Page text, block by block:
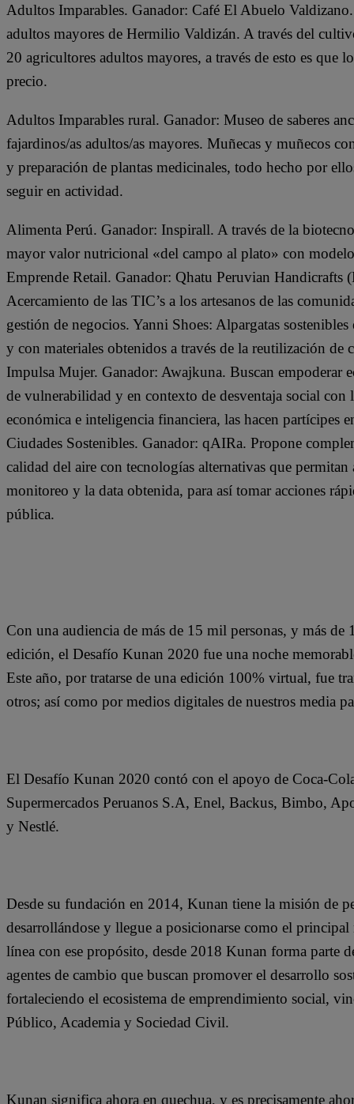
Adultos Imparables. Ganador: Café El Abuelo
adultos mayores de Hermilio Valdizán. A través del
20 agricultores adultos mayores, a través de esto es que
precio.
Adultos Imparables rural. Ganador: Museo de saberes
fajardinos/as adultos/as mayores. Muñecas y muñecos
y preparación de plantas medicinales, todo hecho por
seguir en actividad.
Alimenta Perú. Ganador: Inspirall. A través de la
mayor valor nutricional «del campo al plato» con
Emprende Retail. Ganador: Qhatu Peruvian Handicrafts
Acercamiento de las TIC’s a los artesanos de las
gestión de negocios. Yanni Shoes: Alpargatas
y con materiales obtenidos a través de la reutilización de
Impulsa Mujer. Ganador: Awajkuna. Buscan empoderar
de vulnerabilidad y en contexto de desventaja social
económica e inteligencia financiera, las hacen partícipes
Ciudades Sostenibles. Ganador: qAIRa. Propone
calidad del aire con tecnologías alternativas que
monitoreo y la data obtenida, para así tomar acciones
pública.
Con una audiencia de más de 15 mil personas, y más
edición, el Desafío Kunan 2020 fue una noche
Este año, por tratarse de una edición 100% virtual, fue
otros; así como por medios digitales de nuestros media
El Desafío Kunan 2020 contó con el apoyo de Coca-
Supermercados Peruanos S.A, Enel, Backus, Bimbo,
y Nestlé.
Desde su fundación en 2014, Kunan tiene la misión de
desarrollándose y llegue a posicionarse como el
línea con ese propósito, desde 2018 Kunan forma parte
agentes de cambio que buscan promover el desarrollo
fortaleciendo el ecosistema de emprendimiento social,
Público, Academia y Sociedad Civil.
Kunan significa ahora en quechua, y es precisamente